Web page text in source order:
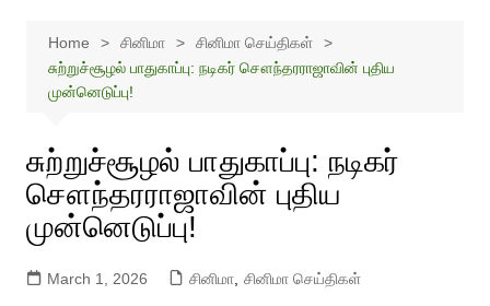
Home சினிமா
சினிமா செய்திகள்
சுற்றுச்சூழல் பாதுகாப்பு: நடிகர் சௌந்தரராஜாவின் புதிய
முன்னெடுப்பு!
சுற்றுச்சூழல் பாதுகாப்பு: நடிகர்
சௌந்தரராஜாவின் புதிய
முன்னெடுப்பு!
March 1, 2026 சினிமா, சினிமா செய்திகள்